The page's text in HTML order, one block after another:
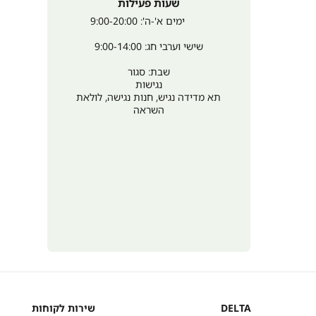
שעות פעילות
שישי וערבי חג: 9:00-14:00
שבת: סגור
נגישות
תא מדידה נגיש, חנות נגישה, לולאת
השראה
DELTA
שירות לקוחות